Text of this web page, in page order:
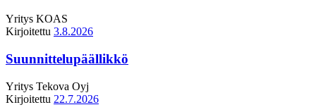
Yritys KOAS
Kirjoitettu 3.8.2026
Suunnittelupäällikkö
Yritys Tekova Oyj
Kirjoitettu 22.7.2026